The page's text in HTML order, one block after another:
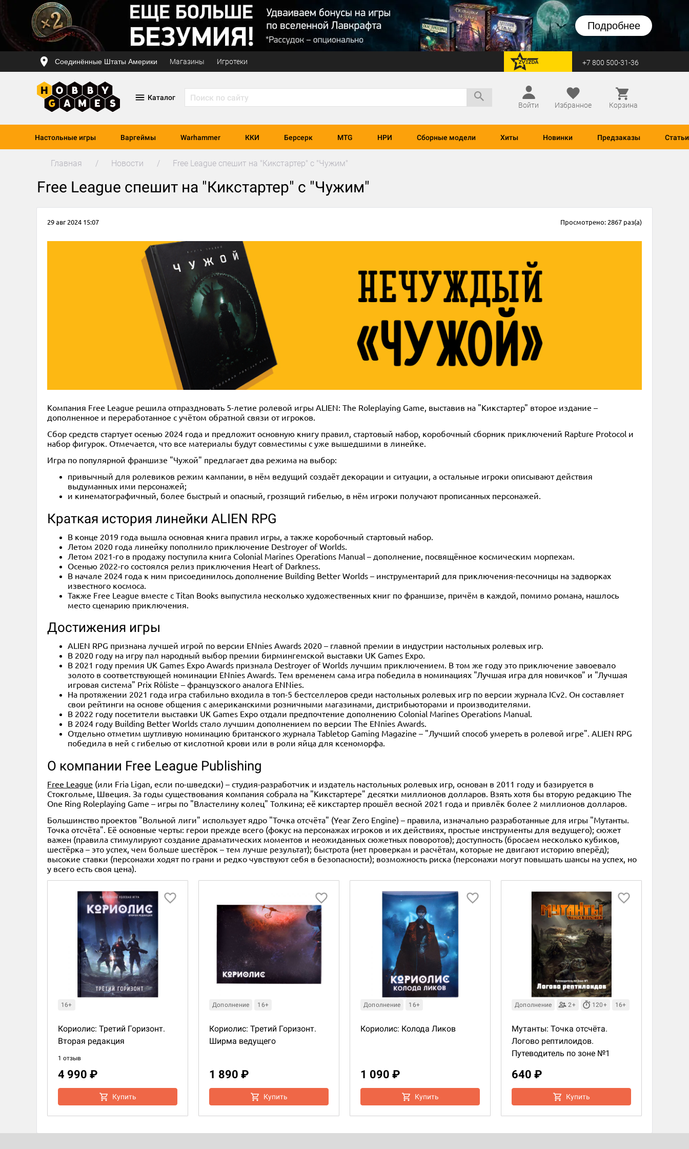
Подробнее
Соединённые Штаты Америки Магазины Игротеки перейти на Zvezda +7 800 500-31-36
Каталог
Войти
Избранное Корзина
Настольные игры Варгеймы Warhammer ККИ Берсерк MTG НРИ Сборные модели Хиты Новинки Предзаказы Статьи
Главная Новости Free League спешит на "Кикстартер" с "Чужим"
Free League спешит на "Кикстартер" с "Чужим"
29 авг 2024 15:07 Просмотрено: 2867 раз(а)
Компания Free League решила отпраздновать 5-летие ролевой игры ALIEN: The Roleplaying Game, выставив на "Кикстартер" второе издание –
дополненное и переработанное с учётом обратной связи от игроков.
Сбор средств стартует осенью 2024 года и предложит основную книгу правил, стартовый набор, коробочный сборник приключений Rapture Protocol и
набор фигурок. Отмечается, что все материалы будут совместимы с уже вышедшими в линейке.
Игра по популярной франшизе "Чужой" предлагает два режима на выбор:
привычный для ролевиков режим кампании, в нём ведущий создаёт декорации и ситуации, а остальные игроки описывают действия
выдуманных ими персонажей;
и кинематографичный, более быстрый и опасный, грозящий гибелью, в нём игроки получают прописанных персонажей.
Краткая история линейки ALIEN RPG
В конце 2019 года вышла основная книга правил игры, а также коробочный стартовый набор.
Летом 2020 года линейку пополнило приключение Destroyer of Worlds.
Летом 2021-го в продажу поступила книга Colonial Marines Operations Manual – дополнение, посвящённое космическим морпехам.
Осенью 2022-го состоялся релиз приключения Heart of Darkness.
В начале 2024 года к ним присоединилось дополнение Building Better Worlds – инструментарий для приключения-песочницы на задворках
известного космоса.
Также Free League вместе с Titan Books выпустила несколько художественных книг по франшизе, причём в каждой, помимо романа, нашлось
место сценарию приключения.
Достижения игры
ALIEN RPG признана лучшей игрой по версии ENnies Awards 2020 – главной премии в индустрии настольных ролевых игр.
В 2020 году на игру пал народный выбор премии бирмингемской выставки UK Games Expo.
В 2021 году премия UK Games Expo Awards признала Destroyer of Worlds лучшим приключением. В том же году это приключение завоевало
золото в соответствующей номинации ENnies Awards. Тем временем сама игра победила в номинациях "Лучшая игра для новичков" и "Лучшая
игровая система" Prix Rôliste – французского аналога ENNies.
На протяжении 2021 года игра стабильно входила в топ-5 бестселлеров среди настольных ролевых игр по версии журнала ICv2. Он составляет
свои рейтинги на основе общения с американскими розничными магазинами, дистрибьюторами и производителями.
В 2022 году посетители выставки UK Games Expo отдали предпочтение дополнению Colonial Marines Operations Manual.
В 2024 году Building Better Worlds стало лучшим дополнением по версии The ENnies Awards.
Отдельно отметим шутливую номинацию британского журнала Tabletop Gaming Magazine – "Лучший способ умереть в ролевой игре". ALIEN RPG
победила в ней с гибелью от кислотной крови или в роли яйца для ксеноморфа.
О компании Free League Publishing
Free League (или Fria Ligan, если по-шведски) – студия-разработчик и издатель настольных ролевых игр, основан в 2011 году и базируется в
Стокгольме, Швеция. За годы существования компания собрала на "Кикстартере" десятки миллионов долларов. Взять хотя бы вторую редакцию The
One Ring Roleplaying Game – игры по "Властелину колец" Толкина; её кикстартер прошёл весной 2021 года и привлёк более 2 миллионов долларов.
Большинство проектов "Вольной лиги" использует ядро "Точка отсчёта" (Year Zero Engine) – правила, изначально разработанные для игры "Мутанты.
Точка отсчёта". Её основные черты: герои прежде всего (фокус на персонажах игроков и их действиях, простые инструменты для ведущего); сюжет
важен (правила стимулируют создание драматических моментов и неожиданных сюжетных поворотов); доступность (бросаем несколько кубиков,
шестёрка – это успех, чем больше шестёрок – тем лучше результат); быстрота (нет проверкам и расчётам, которые не двигают историю вперёд);
высокие ставки (персонажи ходят по грани и редко чувствуют себя в безопасности); возможность риска (персонажи могут повышать шансы на успех, но
у всего есть своя цена).
16+
Кориолис: Третий Горизонт.
Вторая редакция
1 отзыв
4 990 ₽
Купить
Дополнение 16+
Кориолис: Третий Горизонт.
Ширма ведущего
1 890 ₽
Купить
Дополнение 16+
Кориолис: Колода Ликов
1 090 ₽
Купить
Дополнение 2+ 120+ 16+
Мутанты: Точка отсчёта.
Логово рептилоидов.
Путеводитель по зоне №1
640 ₽
Купить